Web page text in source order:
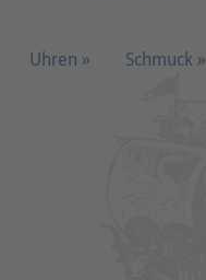
Uhren » Schmuck »